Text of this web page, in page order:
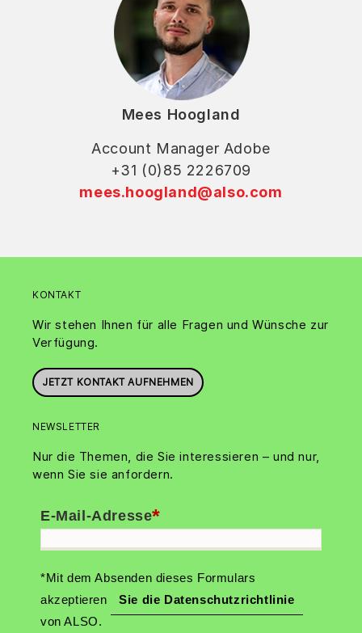
Mees Hoogland
Account Manager Adobe
+31 (0)85 2226709
mees.hoogland@also.com
KONTAKT
Wir stehen Ihnen für alle Fragen und Wünsche zur
Verfügung.
JETZT KONTAKT AUFNEHMEN
NEWSLETTER
Nur die Themen, die Sie interessieren – und nur,
wenn Sie sie anfordern.
*
E-Mail-Adresse
*Mit dem Absenden dieses Formulars
akzeptieren
Sie die Datenschutzrichtlinie
von ALSO.